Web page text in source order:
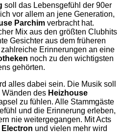
soll das Lebensgefühl der 90er
vor allem an jene Generation,
Parchim verbracht hat.
Mix aus den größten Clubhits
Gesichter aus dem früheren
Erinnerungen an eine
noch zu den wichtigsten
gehörten.
alles dabei sein. Die Musik soll
des Heizhouse
zu fühlen. Alle Stammgäste
und die Erinnerung erleben,
nie weitergegangen. Mit Acts
Electron und vielen mehr wird